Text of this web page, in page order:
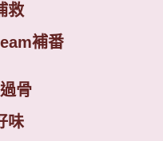
救
補番
骨
味